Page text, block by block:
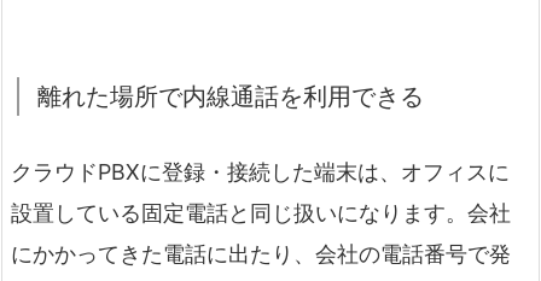
離れた場所で内線通話を利用できる
クラウドPBXに登録・接続した端末は、オフィスに
設置している固定電話と同じ扱いになります。会社
にかかってきた電話に出たり、会社の電話番号で発